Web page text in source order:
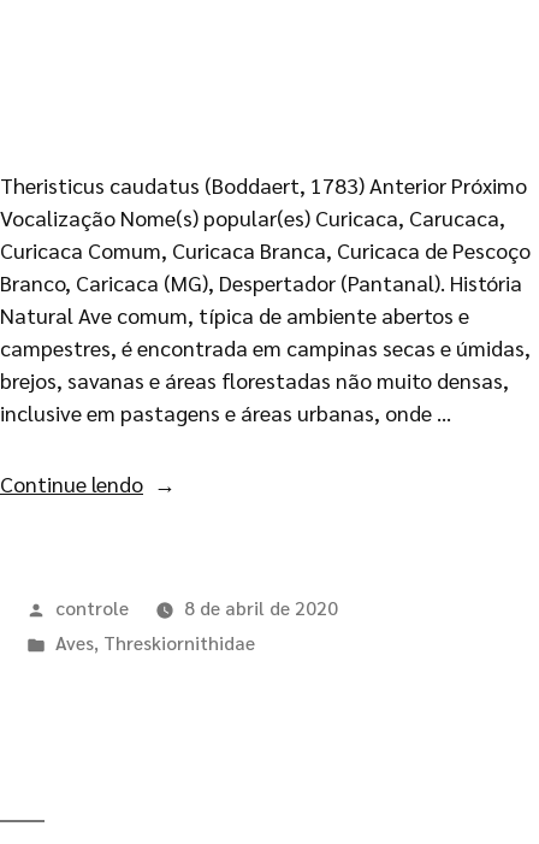
Theristicus caudatus (Boddaert, 1783) Anterior Próximo
Vocalização Nome(s) popular(es) Curicaca, Carucaca,
Curicaca Comum, Curicaca Branca, Curicaca de Pescoço
Branco, Caricaca (MG), Despertador (Pantanal). História
Natural Ave comum, típica de ambiente abertos e
campestres, é encontrada em campinas secas e úmidas,
brejos, savanas e áreas florestadas não muito densas,
inclusive em pastagens e áreas urbanas, onde …
Continue lendo
controle
8 de abril de 2020
Aves, Threskiornithidae